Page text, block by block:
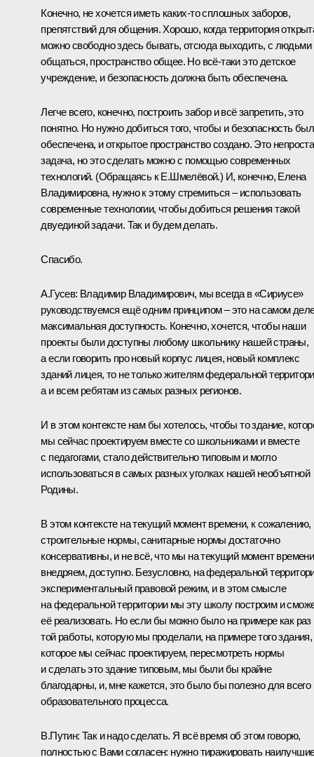
Конечно, не хочется иметь каких-то сплошных заборов,
препятствий для общения. Хорошо, когда территория
можно свободно здесь бывать, отсюда выходить, с людьми
общаться, пространство общее. Но всё-таки это детское
учреждение, и безопасность должна быть обеспечена.
Легче всего, конечно, построить забор и всё запретить, это
понятно. Но нужно добиться того, чтобы и безопасность
обеспечена, и открытое пространство создано. Это
задача, но это сделать можно с помощью современных
технологий. (Обращаясь к Е.Шмелёвой.) И, конечно, Елена
Владимировна, нужно к этому стремиться – использовать
современные технологии, чтобы добиться решения такой
двуединой задачи. Так и будем делать.
Спасибо.
А.Гусев: Владимир Владимирович, мы всегда в «Сириусе»
руководствуемся ещё одним принципом – это на самом
максимальная доступность. Конечно, хочется, чтобы наши
проекты были доступны любому школьнику нашей страны,
а если говорить про новый корпус лицея, новый комплекс
зданий лицея, то не только жителям федеральной
а и всем ребятам из самых разных регионов.
И в этом контексте нам бы хотелось, чтобы то здание,
мы сейчас проектируем вместе со школьниками и вместе
с педагогами, стало действительно типовым и могло
использоваться в самых разных уголках нашей необъятной
Родины.
В этом контексте на текущий момент времени, к сожалению,
строительные нормы, санитарные нормы достаточно
консервативны, и не всё, что мы на текущий момент времени
внедряем, доступно. Безусловно, на федеральной
экспериментальный правовой режим, и в этом смысле
на федеральной территории мы эту школу построим и
её реализовать. Но если бы можно было на примере как раз
той работы, которую мы проделали, на примере того здания,
которое мы сейчас проектируем, пересмотреть нормы
и сделать это здание типовым, мы были бы крайне
благодарны, и, мне кажется, это было бы полезно для всего
образовательного процесса.
В.Путин: Так и надо сделать. Я всё время об этом говорю,
полностью с Вами согласен: нужно тиражировать